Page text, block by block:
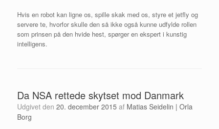
Hvis en robot kan ligne os, spille skak med os, styre et jetfly og
servere te, hvorfor skulle den så ikke også kunne udfylde rollen
som prinsen på den hvide hest, spørger en ekspert i kunstig
intelligens.
Da NSA rettede skytset mod Danmark
Udgivet den 20. december 2015 af Matias Seidelin | Orla
Borg